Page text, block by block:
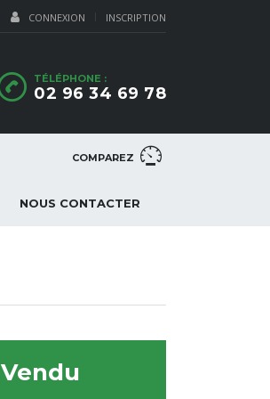
CONNEXION INSCRIPTION
TÉLÉPHONE :
02 96 34 69 78
COMPAREZ
NOUS CONTACTER
Vendu